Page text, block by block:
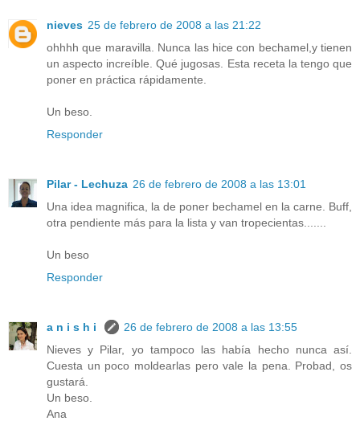
nieves 25 de febrero de 2008 a las 21:22
ohhhh que maravilla. Nunca las hice con bechamel,y tienen
un aspecto increíble. Qué jugosas. Esta receta la tengo que
poner en práctica rápidamente.
Un beso.
Responder
Pilar - Lechuza 26 de febrero de 2008 a las 13:01
Una idea magnifica, la de poner bechamel en la carne. Buff,
otra pendiente más para la lista y van tropecientas.......
Un beso
Responder
a n i s h i
26 de febrero de 2008 a las 13:55
Nieves y Pilar, yo tampoco las había hecho nunca así.
Cuesta un poco moldearlas pero vale la pena. Probad, os
gustará.
Un beso.
Ana